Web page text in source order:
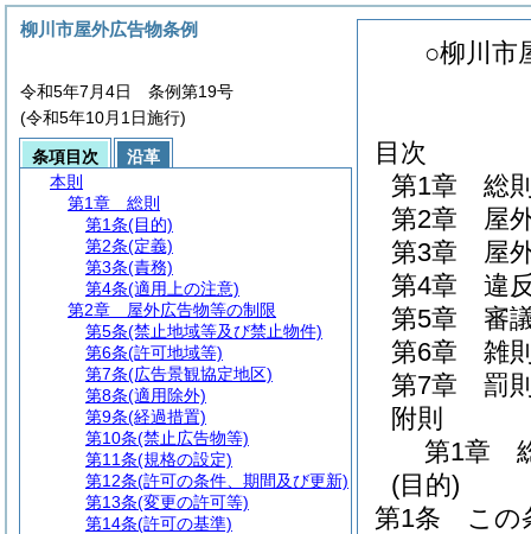
○柳川市
目次
第1章
総
第2章
屋
第3章
屋
第4章
違
第5章
審
第6章
雑
第7章
罰
附則
第1章
(目的)
第1条
この
柳川市屋外広告物条例
令和5年7月4日 条例第19号
(令和5年10月1日施行)
条項目次
沿革
本則
第1章
総則
第1条(目的)
第2条(定義)
第3条(責務)
第4条(適用上の注意)
第2章
屋外広告物等の制限
第5条(禁止地域等及び禁止物件)
第6条(許可地域等)
第7条(広告景観協定地区)
第8条(適用除外)
第9条(経過措置)
第10条(禁止広告物等)
第11条(規格の設定)
第12条(許可の条件、期間及び更新)
第13条(変更の許可等)
第14条(許可の基準)